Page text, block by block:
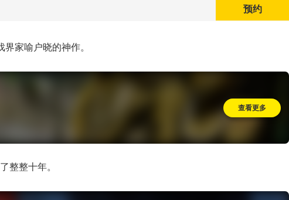
预约
家喻户晓的神作。
查看更多
整整十年。